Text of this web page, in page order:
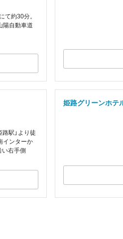
て約30分。
陽自動車道
駅」より徒
ンターか
右手側
姫路グリーンホテ